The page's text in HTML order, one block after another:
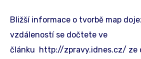
Bližší informace o tvorbě map
vzdáleností se dočtete ve
článku http://zpravy.idnes.cz/ ze